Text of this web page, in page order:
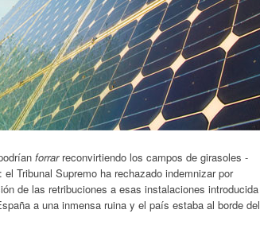
forrarreconvirtiendo los campos de girasoles -
Tribunal Supremo ha rechazado indemnizar por
de las retribuciones a esas instalaciones introducida
a una inmensa ruina y el país estaba al borde del